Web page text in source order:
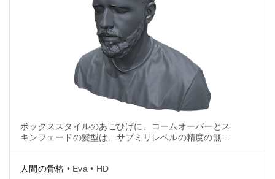
ボックススタイルのあごひげに、コームオーバーとス
キンフェードの髪型は、サブミリレベルの精度の無数
人間の骨格 • Eva • HD